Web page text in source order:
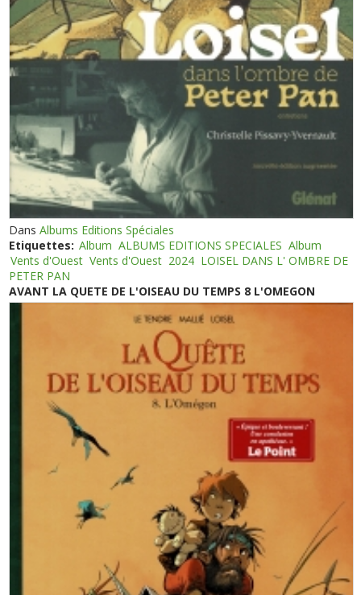
DansAlbums Editions Spéciales
Etiquettes: Album ALBUMS EDITIONS SPECIALES Album
Vents d'Ouest Vents d'Ouest 2024 LOISEL DANS L' OMBRE DE
PETER PAN
AVANT LA QUETE DE L'OISEAU DU TEMPS 8 L'OMEGON